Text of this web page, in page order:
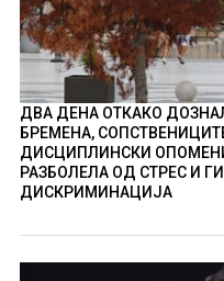
ДВА ДЕНА ОТКАКО
БРЕМЕНА,
ДИСЦИПЛИНСКИ ОПОМЕНИ
РАЗБОЛЕЛА ОД СТРЕС И
ДИСКРИМИНАЦИЈА